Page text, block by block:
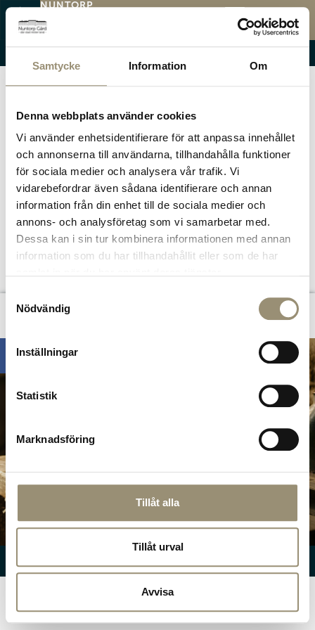
Samtycke Information Om
Denna webbplats använder cookies
Vi använder enhetsidentifierare för att anpassa innehållet
och annonserna till användarna, tillhandahålla funktioner
för sociala medier och analysera vår trafik. Vi
vidarebefordrar även sådana identifierare och annan
information från din enhet till de sociala medier och
annons- och analysföretag som vi samarbetar med.
Dessa kan i sin tur kombinera informationen med annan
information som du har tillhandahållit eller som de har
Samtyckesval
Nödvändig
Inställningar
Statistik
Marknadsföring
Tillåt alla
Tillåt urval
Avvisa
NUNTORP
KATEGORI: NYHET
Nyhet 1
Hitta hit!